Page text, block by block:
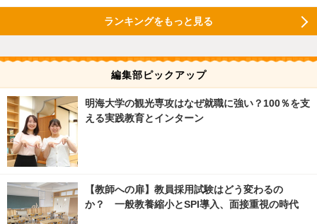
ランキングをもっと見る
編集部ピックアップ
明海大学の観光専攻はなぜ就職に強い？100％を支
える実践教育とインターン
【教師への扉】教員採用試験はどう変わるの
か？ 一般教養縮小とSPI導入、面接重視の時代